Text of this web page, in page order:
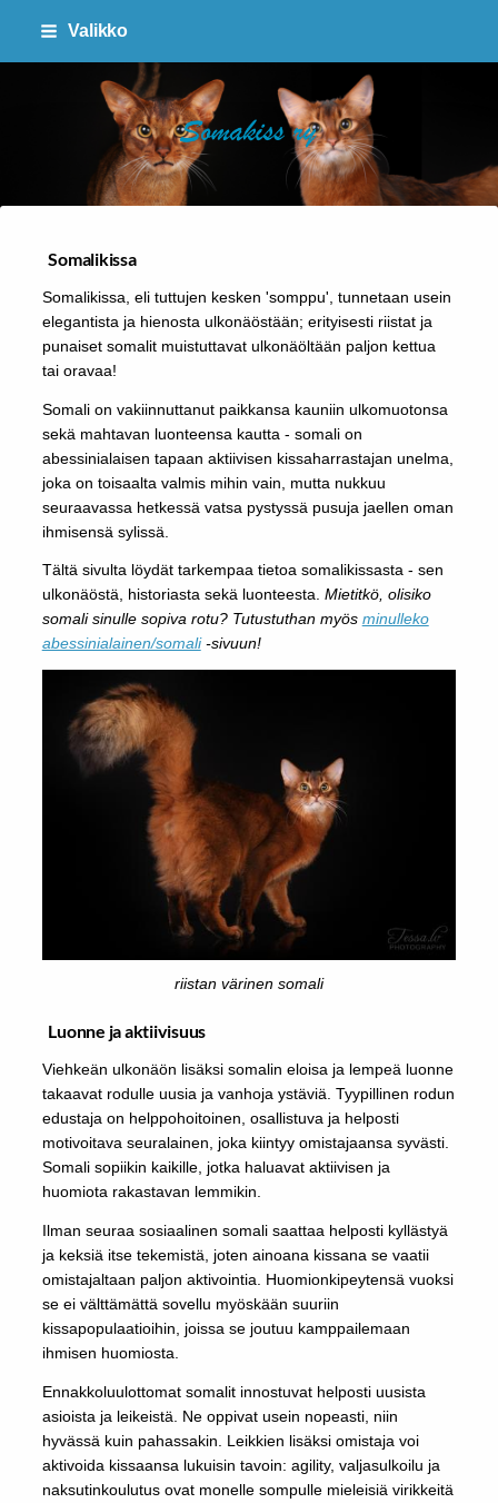
Siirry
Valikko
SOMAKISS RY
Somalikissa
Somalikissa, eli tuttujen kesken 'somppu', tunnetaan usein
elegantista ja hienosta ulkonäöstään; erityisesti riistat ja
punaiset somalit muistuttavat ulkonäöltään paljon kettua
tai oravaa!
Somali on vakiinnuttanut paikkansa kauniin ulkomuotonsa
sekä mahtavan luonteensa kautta - somali on
abessinialaisen tapaan aktiivisen kissaharrastajan unelma,
joka on toisaalta valmis mihin vain, mutta nukkuu
seuraavassa hetkessä vatsa pystyssä pusuja jaellen oman
ihmisensä sylissä.
Tältä sivulta löydät tarkempaa tietoa somalikissasta - sen
ulkonäöstä, historiasta sekä luonteesta. Mietitkö, olisiko
somali sinulle sopiva rotu? Tutustuthan myös minulleko
abessinialainen/somali-sivuun!
riistan värinen somali
Luonne ja aktiivisuus
Viehkeän ulkonäön lisäksi somalin eloisa ja lempeä luonne
takaavat rodulle uusia ja vanhoja ystäviä. Tyypillinen rodun
edustaja on helppohoitoinen, osallistuva ja helposti
motivoitava seuralainen, joka kiintyy omistajaansa syvästi.
Somali sopiikin kaikille, jotka haluavat aktiivisen ja
huomiota rakastavan lemmikin.
Ilman seuraa sosiaalinen somali saattaa helposti kyllästyä
ja keksiä itse tekemistä, joten ainoana kissana se vaatii
omistajaltaan paljon aktivointia. Huomionkipeytensä vuoksi
se ei välttämättä sovellu myöskään suuriin
kissapopulaatioihin, joissa se joutuu kamppailemaan
ihmisen huomiosta.
Ennakkoluulottomat somalit innostuvat helposti uusista
asioista ja leikeistä. Ne oppivat usein nopeasti, niin
hyvässä kuin pahassakin. Leikkien lisäksi omistaja voi
aktivoida kissaansa lukuisin tavoin: agility, valjasulkoilu ja
naksutinkoulutus ovat monelle sompulle mieleisiä virikkeitä